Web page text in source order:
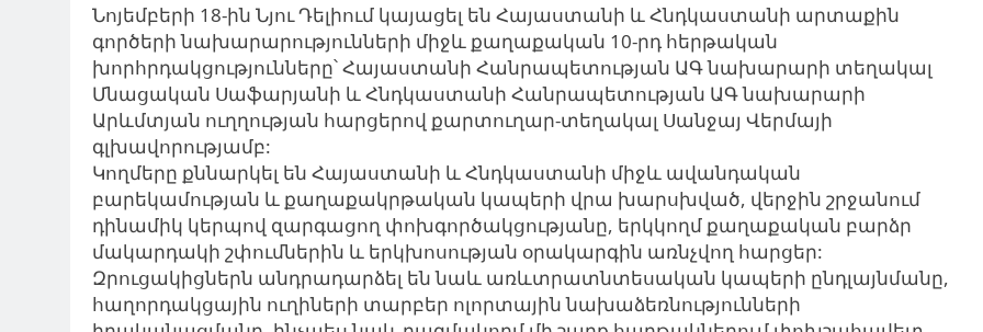
Նոյեմբերի 18-ին Նյու Դելիում կայացել են Հայաստանի և Հնդկաստանի արտաքին
գործերի նախարարությունների միջև քաղաքական 10-րդ հերթական
խորհրդակցությունները՝ Հայաստանի Հանրապետության ԱԳ նախարարի տեղակալ
Մնացական Սաֆարյանի և Հնդկաստանի Հանրապետության ԱԳ նախարարի
Արևմտյան ուղղության հարցերով քարտուղար-տեղակալ Սանջայ Վերմայի
գլխավորությամբ:
Կողմերը քննարկել են Հայաստանի և Հնդկաստանի միջև ավանդական
բարեկամության և քաղաքակրթական կապերի վրա խարսխված, վերջին շրջանում
դինամիկ կերպով զարգացող փոխգործակցությանը, երկկողմ քաղաքական բարձր
մակարդակի շփումներին և երկխոսության օրակարգին առնչվող հարցեր:
Զրուցակիցներն անդրադարձել են նաև առևտրատնտեսական կապերի ընդլայնմանը,
հաղորդակցային ուղիների տարբեր ոլորտային նախաձեռնությունների